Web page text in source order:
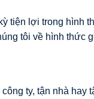
tiện lợi trong hình
tôi về hình thức
ty, tận nhà hay